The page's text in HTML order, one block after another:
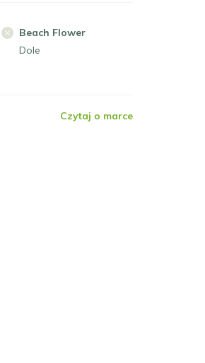
Beach Flower
Dole
Czytaj o marce